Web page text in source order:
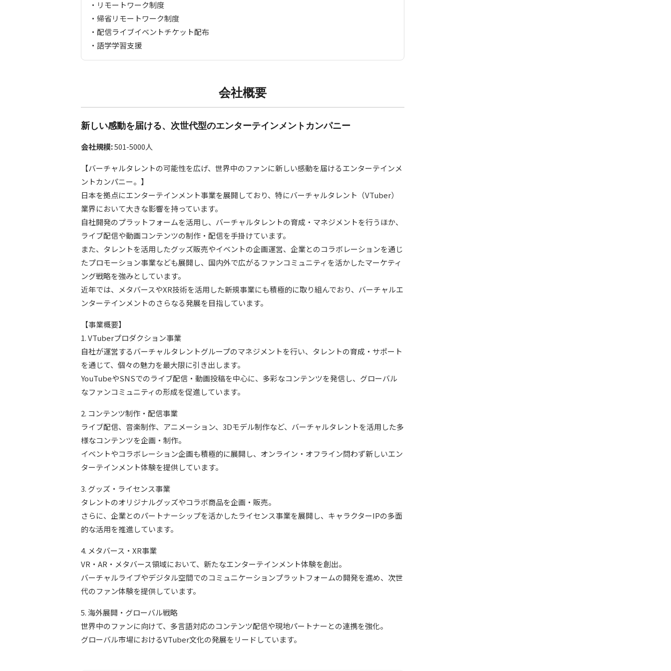
・リモートワーク制度
・帰省リモートワーク制度
・配信ライブイベントチケット配布
・語学学習支援
会社概要
新しい感動を届ける、次世代型のエンターテインメントカンパニー
会社規模:501-5000人
【バーチャルタレントの可能性を広げ、世界中のファンに新しい感動を届けるエンターテインメ
ントカンパニー。】
日本を拠点にエンターテインメント事業を展開しており、特にバーチャルタレント（VTuber）
業界において大きな影響を持っています。
自社開発のプラットフォームを活用し、バーチャルタレントの育成・マネジメントを行うほか、
ライブ配信や動画コンテンツの制作・配信を手掛けています。
また、タレントを活用したグッズ販売やイベントの企画運営、企業とのコラボレーションを通じ
たプロモーション事業なども展開し、国内外で広がるファンコミュニティを活かしたマーケティ
ング戦略を強みとしています。
近年では、メタバースやXR技術を活用した新規事業にも積極的に取り組んでおり、バーチャルエ
ンターテインメントのさらなる発展を目指しています。
【事業概要】
1. VTuberプロダクション事業
自社が運営するバーチャルタレントグループのマネジメントを行い、タレントの育成・サポート
を通じて、個々の魅力を最大限に引き出します。
YouTubeやSNSでのライブ配信・動画投稿を中心に、多彩なコンテンツを発信し、グローバル
なファンコミュニティの形成を促進しています。
2. コンテンツ制作・配信事業
ライブ配信、音楽制作、アニメーション、3Dモデル制作など、バーチャルタレントを活用した多
様なコンテンツを企画・制作。
イベントやコラボレーション企画も積極的に展開し、オンライン・オフライン問わず新しいエン
ターテインメント体験を提供しています。
3. グッズ・ライセンス事業
タレントのオリジナルグッズやコラボ商品を企画・販売。
さらに、企業とのパートナーシップを活かしたライセンス事業を展開し、キャラクターIPの多面
的な活用を推進しています。
4. メタバース・XR事業
VR・AR・メタバース領域において、新たなエンターテインメント体験を創出。
バーチャルライブやデジタル空間でのコミュニケーションプラットフォームの開発を進め、次世
代のファン体験を提供しています。
5. 海外展開・グローバル戦略
世界中のファンに向けて、多言語対応のコンテンツ配信や現地パートナーとの連携を強化。
グローバル市場におけるVTuber文化の発展をリードしています。